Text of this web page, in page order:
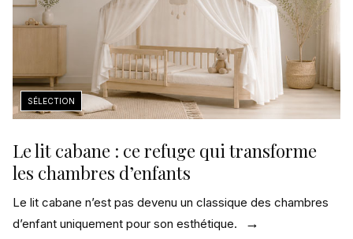
Le lit cabane : ce refuge qui transforme
les chambres d’enfants
Le lit cabane n’est pas devenu un classique des chambres
d’enfant uniquement pour son esthétique.